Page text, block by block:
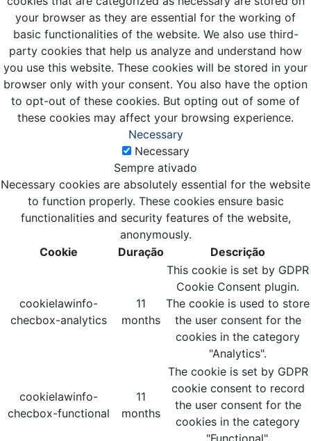
your browser as they are essential for the working of
basic functionalities of the website. We also use third-
party cookies that help us analyze and understand how
you use this website. These cookies will be stored in your
browser only with your consent. You also have the option
to opt-out of these cookies. But opting out of some of
these cookies may affect your browsing experience.
Necessary
Necessary
Sempre ativado
Necessary cookies are absolutely essential for the website
to function properly. These cookies ensure basic
functionalities and security features of the website,
anonymously.
Cookie
Duração Descrição
cookielawinfo-
checbox-analytics
11
months
This cookie is set by GDPR
Cookie Consent plugin.
The cookie is used to store
the user consent for the
cookies in the category
"Analytics".
cookielawinfo-
checbox-functional
11
months
The cookie is set by GDPR
cookie consent to record
the user consent for the
cookies in the category